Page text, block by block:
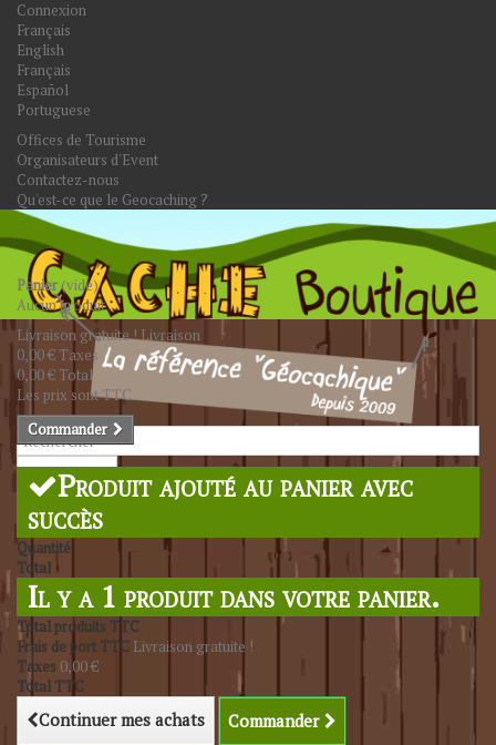
Connexion
Français
English
Français
Español
Portuguese
Offices de Tourisme
Organisateurs d'Event
Contactez-nous
Qu'est-ce que le Geocaching ?
Rechercher
Panier(vide)
Aucun produit
Livraison gratuite !Livraison
0,00 € Taxes
0,00 € Total
Les prix sont TTC
Commander
Produit ajouté au panier avec
succès
Quantité
Total
Il y a 1 produit dans votre panier.
Total produits TTC
Frais de port TTC Livraison gratuite !
Taxes 0,00 €
Total TTC
Continuer mes achats Commander